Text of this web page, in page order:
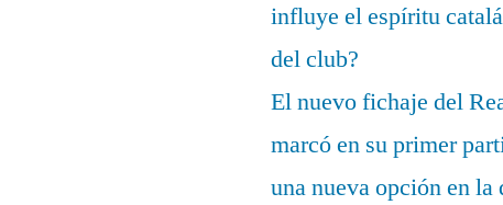
influye el espíritu
del club?
El nuevo fichaje del
marcó en su primer
una nueva opción en la